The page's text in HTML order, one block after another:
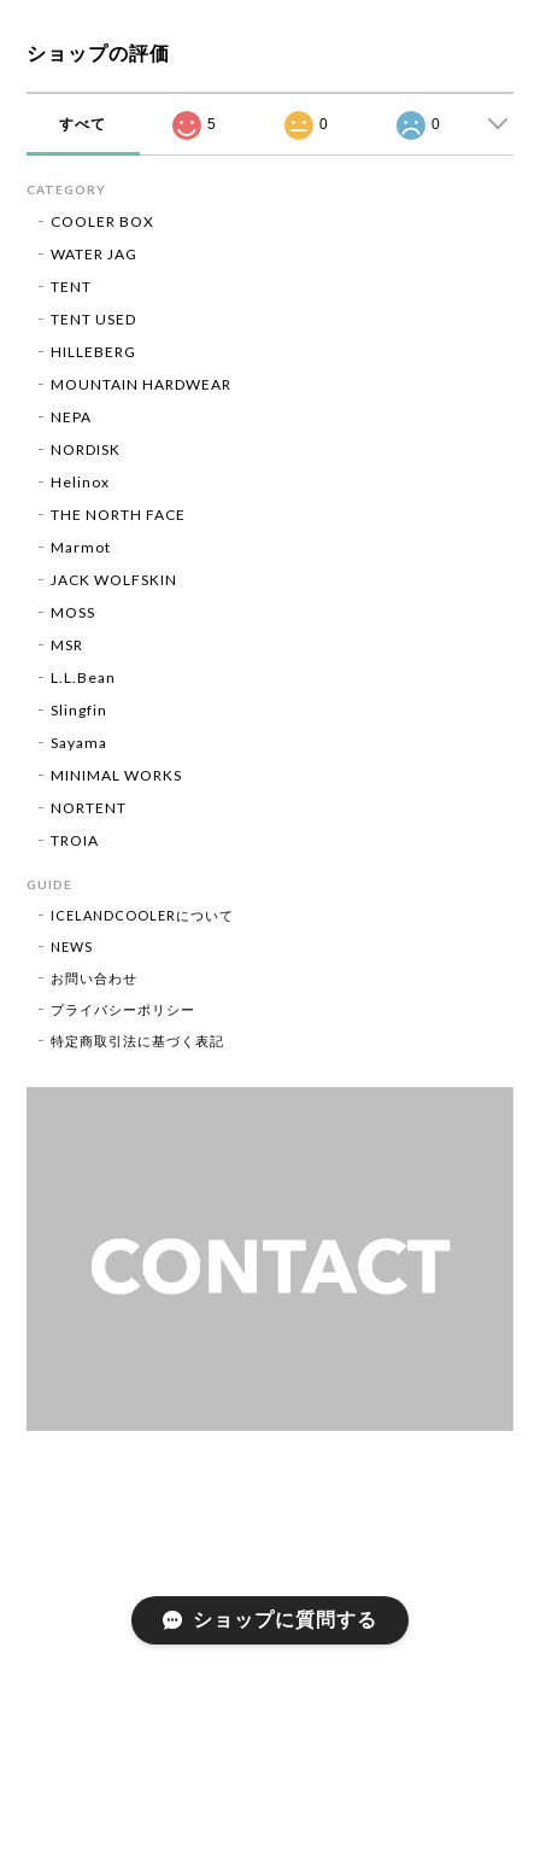
ショップの評価
すべて 5 0 0
CATEGORY
COOLER BOX
WATER JAG
TENT
TENT USED
HILLEBERG
MOUNTAIN HARDWEAR
NEPA
NORDISK
Helinox
THE NORTH FACE
Marmot
JACK WOLFSKIN
MOSS
MSR
L.L.Bean
Slingfin
Sayama
MINIMAL WORKS
NORTENT
TROIA
GUIDE
ICELANDCOOLERについて
NEWS
お問い合わせ
プライバシーポリシー
特定商取引法に基づく表記
ショップに質問する